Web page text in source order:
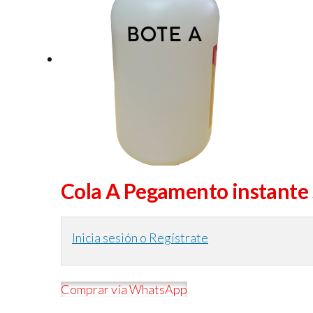
Cola A Pegamento
Inicia sesión o Regístrate
Comprar vía WhatsApp